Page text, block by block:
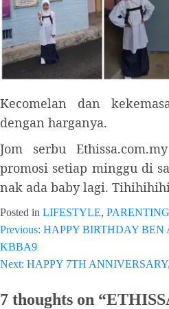
Kecomelan dan
dengan harganya.
Jom serbu
promosi setiap minggu di
nak ada baby lagi.
Posted in LIFESTYLE, PARENTING
Post
navigation
Previous: HAPPY BIRTHDAY BEN
KBBA9
Next: HAPPY 7TH
7 thoughts on “